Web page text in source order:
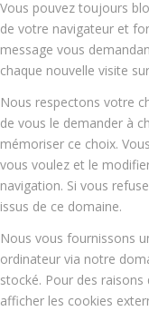
Vous pouvez toujours
de votre navigateur et
message vous
chaque nouvelle visite
Nous respectons votre
de vous le demander à
mémoriser ce choix.
vous voulez et le
navigation. Si vous
issus de ce domaine.
Nous vous fournissons
ordinateur via notre
stocké. Pour des
afficher les cookies